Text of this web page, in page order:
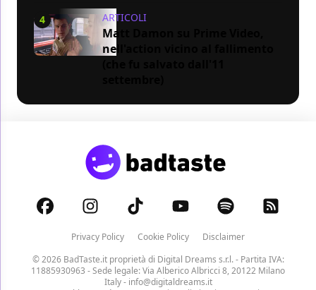
4 ARTICOLI
Matt Damon su Prime Video,
nell'action vicino al fallimento
Privacy Policy Cookie Policy
Disclaimer
© 2026 BadTaste.it proprietà di Digital Dreams s.r.l.- Partita IVA:
11885930963 - Sede legale: Via Alberico Albricci 8, 20122 Milano
Italy - info@digitaldreams.it